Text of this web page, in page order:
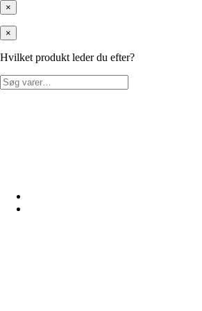
×
×
Hvilket produkt leder du efter?
Søg
efter: